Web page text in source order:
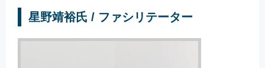
星野靖裕氏 / ファシリテーター